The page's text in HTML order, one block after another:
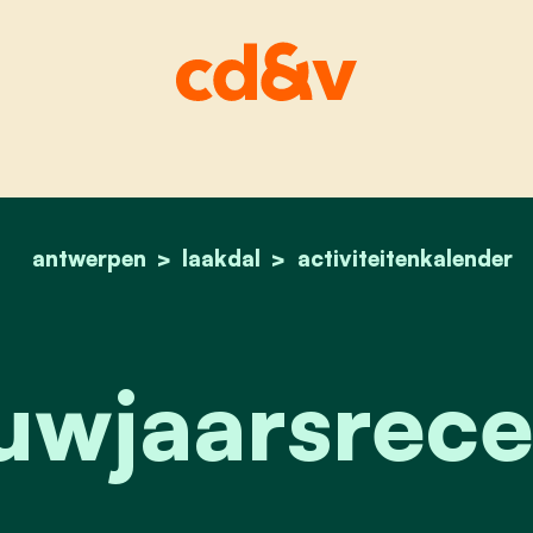
home
antwerpen laakdal activiteitenkalender
nieuwjaarsreceptie